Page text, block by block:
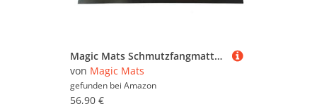
Magic Mats Schmutzfangmatte Türmatte Bern Farbe Blau ca. 120 x 180 cm
von Magic Mats
gefunden bei Amazon
56,90 €